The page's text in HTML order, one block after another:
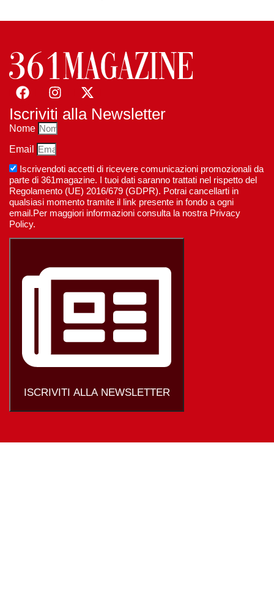
Iscriviti alla Newsletter
Nome
Email
Iscrivendoti accetti di ricevere comunicazioni promozionali da
parte di 361magazine. I tuoi dati saranno trattati nel rispetto del
Regolamento (UE) 2016/679 (GDPR). Potrai cancellarti in
qualsiasi momento tramite il link presente in fondo a ogni
email.Per maggiori informazioni consulta la nostra Privacy
Policy.
ISCRIVITI ALLA NEWSLETTER